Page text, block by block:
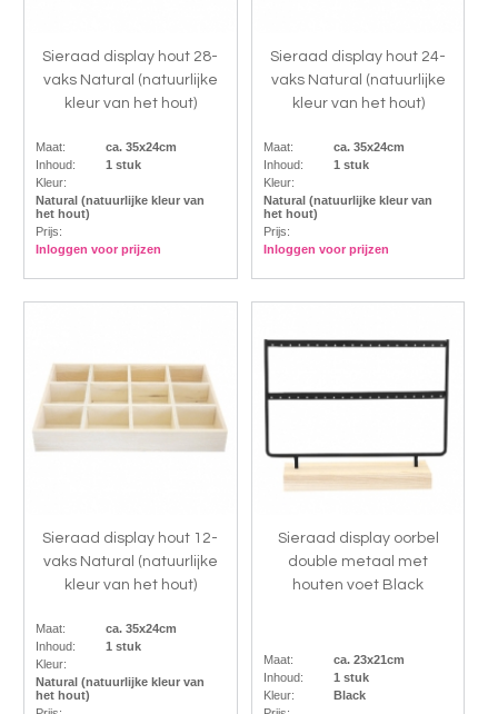
Sieraad display hout 28-
vaks Natural (natuurlijke
kleur van het hout)
Maat:
ca. 35x24cm
Inhoud:
1 stuk
Kleur:
Natural (natuurlijke kleur van
het hout)
Prijs:
Inloggen voor prijzen
Sieraad display hout 24-
vaks Natural (natuurlijke
kleur van het hout)
Maat:
ca. 35x24cm
Inhoud:
1 stuk
Kleur:
Natural (natuurlijke kleur van
het hout)
Prijs:
Inloggen voor prijzen
Sieraad display hout 12-
vaks Natural (natuurlijke
kleur van het hout)
Maat:
ca. 35x24cm
Inhoud:
1 stuk
Kleur:
Natural (natuurlijke kleur van
het hout)
Sieraad display oorbel
double metaal met
houten voet Black
Maat:
ca. 23x21cm
Inhoud:
1 stuk
Kleur:
Black